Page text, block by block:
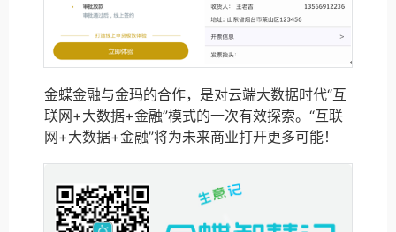
金蝶金融与金玛的合作，是对云端大数据时代“互
联网+大数据+金融”模式的一次有效探索。“互联
网+大数据+金融”将为未来商业打开更多可能！